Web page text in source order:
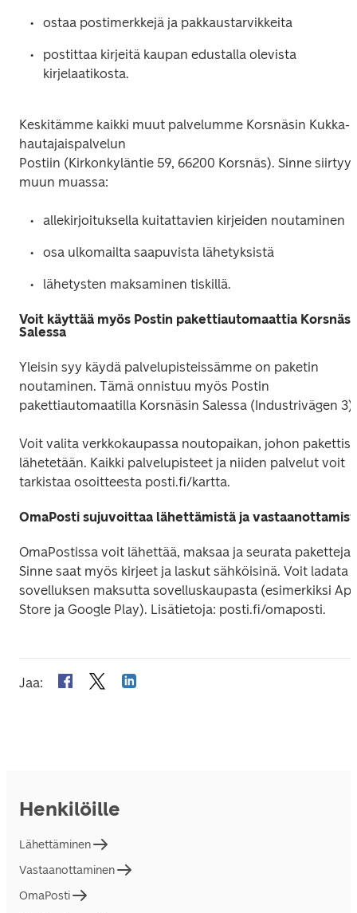
ostaa postimerkkejä ja pakkaustarvikkeita
postittaa kirjeitä kaupan edustalla olevista
kirjelaatikosta.
Keskitämme kaikki muut palvelumme Korsnäsin Kukka-
hautajaispalvelun
Postiin (Kirkonkyläntie 59, 66200 Korsnäs). Sinne siirtyy
muun muassa:
allekirjoituksella kuitattavien kirjeiden noutaminen
osa ulkomailta saapuvista lähetyksistä
lähetysten maksaminen tiskillä.
Voit käyttää myös Postin pakettiautomaattia
Salessa
Yleisin syy käydä palvelupisteissämme on paketin
noutaminen. Tämä onnistuu myös Postin
pakettiautomaatilla Korsnäsin Salessa (Industrivägen
Voit valita verkkokaupassa noutopaikan, johon pakettisi
lähetetään. Kaikki palvelupisteet ja niiden palvelut voit
tarkistaa osoitteesta posti.fi/kartta.
OmaPosti sujuvoittaa lähettämistä ja
OmaPostissa voit lähettää, maksaa ja seurata paketteja.
Sinne saat myös kirjeet ja laskut sähköisinä. Voit ladata
sovelluksen maksutta sovelluskaupasta (esimerkiksi
Store ja Google Play). Lisätietoja: posti.fi/omaposti.
Jaa:
Henkilöille
Lähettäminen
Vastaanottaminen
OmaPosti